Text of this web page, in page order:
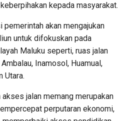
kepada masyarakat.
pemerintah akan mengajukan
untuk difokuskan pada
Maluku seperti, ruas jalan
Inamosol, Huamual,
Utara.
jalan memang merupakan
perputaran ekonomi,